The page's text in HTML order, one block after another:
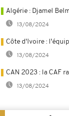
Algérie : Djamel
13/08/2024
Côte d'Ivoire :
13/08/2024
CAN 2023 : la CAF
13/08/2024